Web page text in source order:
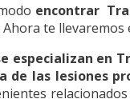
encontrar
te
especializan en
de las lesiones